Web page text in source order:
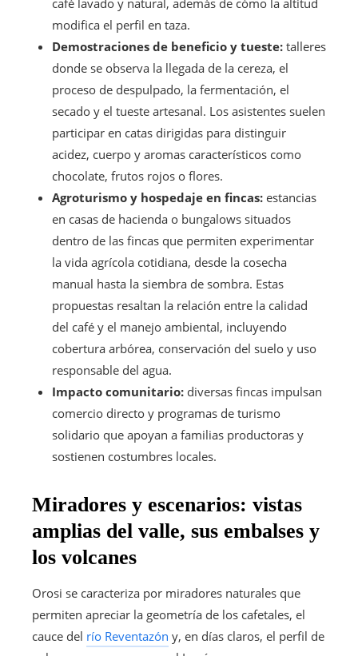
café lavado y natural, además de cómo la altitud
modifica el perfil en taza.
Demostraciones de beneficio y tueste: talleres
donde se observa la llegada de la cereza, el
proceso de despulpado, la fermentación, el
secado y el tueste artesanal. Los asistentes suelen
participar en catas dirigidas para distinguir
acidez, cuerpo y aromas característicos como
chocolate, frutos rojos o flores.
Agroturismo y hospedaje en fincas: estancias
en casas de hacienda o bungalows situados
dentro de las fincas que permiten experimentar
la vida agrícola cotidiana, desde la cosecha
manual hasta la siembra de sombra. Estas
propuestas resaltan la relación entre la calidad
del café y el manejo ambiental, incluyendo
cobertura arbórea, conservación del suelo y uso
responsable del agua.
Impacto comunitario: diversas fincas impulsan
comercio directo y programas de turismo
solidario que apoyan a familias productoras y
sostienen costumbres locales.
Miradores y escenarios: vistas
amplias del valle, sus embalses y
los volcanes
Orosi se caracteriza por miradores naturales que
permiten apreciar la geometría de los cafetales, el
cauce del río Reventazón y, en días claros, el perfil de